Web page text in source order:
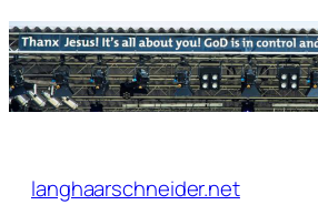
Zum
Inhalt
springen
langhaarschneider.net